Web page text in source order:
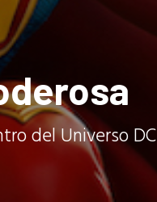
del Universo DC